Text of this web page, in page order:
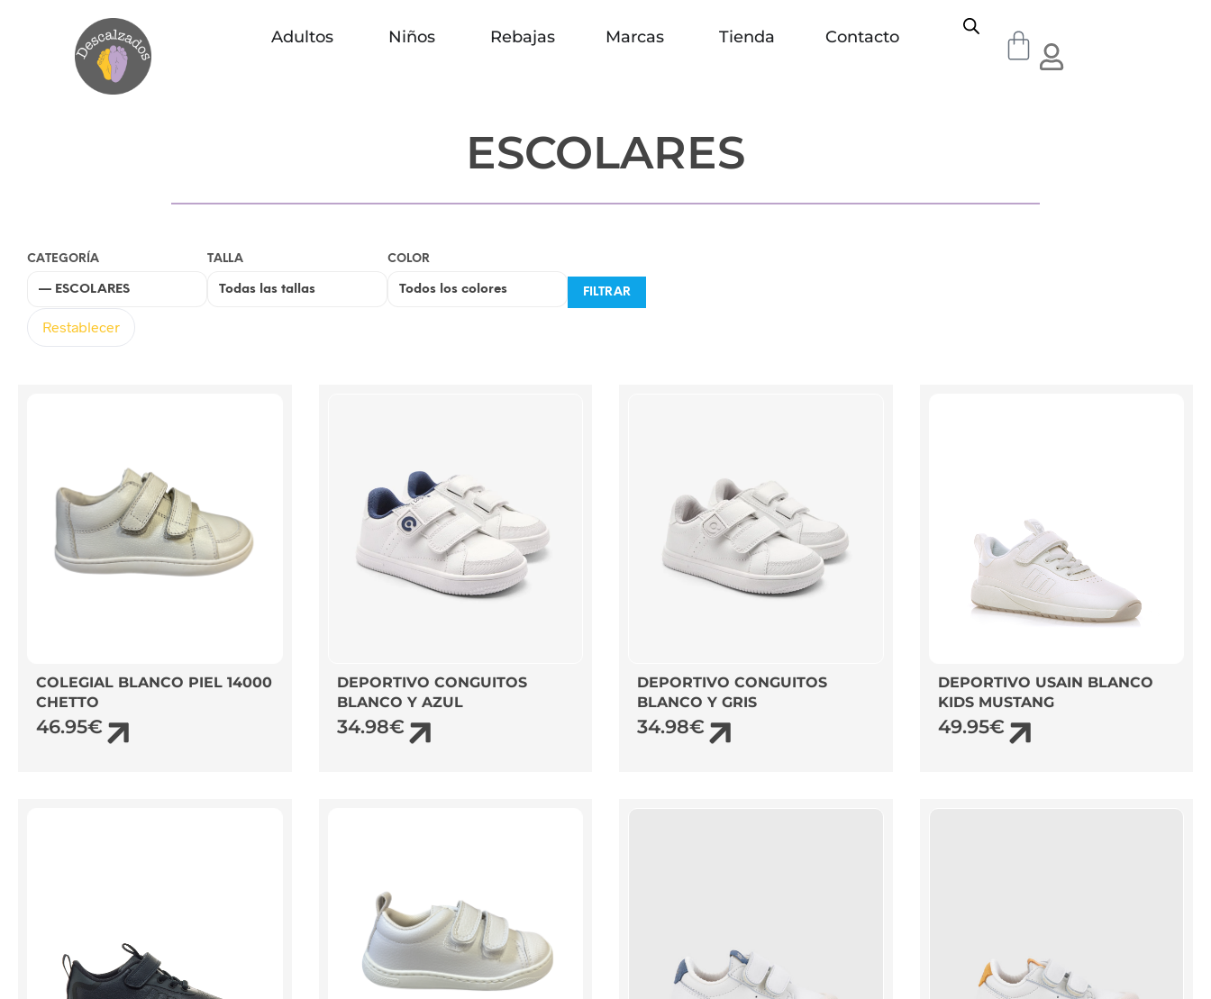
Adultos Niños Rebajas Marcas Tienda Contacto
ESCOLARES
CATEGORÍA TALLA COLOR
FILTRAR
Restablecer
COLEGIAL BLANCO PIEL 14000
CHETTO
46.95€
DEPORTIVO CONGUITOS
BLANCO Y AZUL
34.98€
DEPORTIVO CONGUITOS
BLANCO Y GRIS
34.98€
DEPORTIVO USAIN BLANCO
KIDS MUSTANG
49.95€